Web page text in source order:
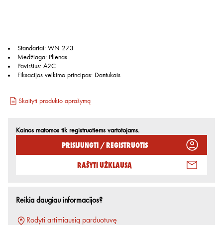
Standartai: WN 273
Medžiaga: Plienas
Paviršius: A2C
Fiksacijos veikimo principas: Dantukais
Skaityti produkto aprašymą
Kainos matomos tik registruotiems vartotojams.
Prisijungti / Registruotis
Rašyti užklausą
Reikia daugiau informacijos?
Rodyti artimiausią parduotuvę